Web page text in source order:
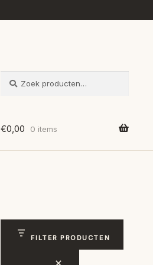
naar:
€0,00 0 items
FILTER PRODUCTEN